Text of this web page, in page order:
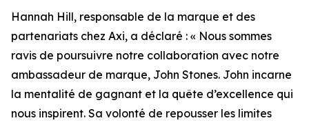
Hannah Hill, responsable de la marque et des
partenariats chez Axi, a déclaré : « Nous sommes
ravis de poursuivre notre collaboration avec notre
ambassadeur de marque, John Stones. John incarne
la mentalité de gagnant et la quête d’excellence qui
nous inspirent. Sa volonté de repousser les limites